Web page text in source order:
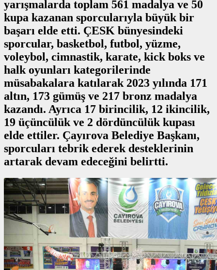
yarışmalarda toplam 561 madalya ve 50
kupa kazanan sporcularıyla büyük bir
başarı elde etti. ÇESK bünyesindeki
sporcular, basketbol, futbol, yüzme,
voleybol, cimnastik, karate, kick boks ve
halk oyunları kategorilerinde
müsabakalara katılarak 2023 yılında 171
altın, 173 gümüş ve 217 bronz madalya
kazandı. Ayrıca 17 birincilik, 12 ikincilik,
19 üçüncülük ve 2 dördüncülük kupası
elde ettiler. Çayırova Belediye Başkanı,
sporcuları tebrik ederek desteklerinin
artarak devam edeceğini belirtti.